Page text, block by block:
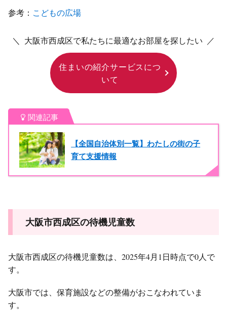
参考： こどもの広場
＼ 大阪市西成区で私たちに最適なお部屋を探したい ／
住まいの紹介サービスにつ
いて
関連記事
【全国自治体別一覧】わたしの街の子
育て支援情報
大阪市西成区の待機児童数
大阪市西成区の待機児童数は、2025年4月1日時点で0人で
す。
大阪市では、保育施設などの整備がおこなわれていま
す。